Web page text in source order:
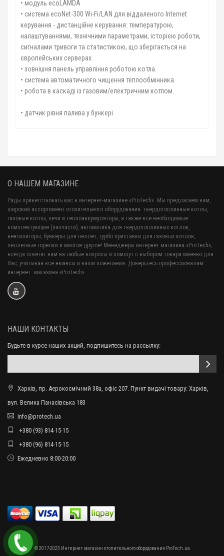
• модуль ecoLAMDA
• система ecoNet-300 Wi-Fi/LAN для віддаленого Internet
керування - дистанційне керування: температурою,
налаштуваннями, технічними параметрами, історією роботи,
сигналами тривоги та статистикою, що зберігається на
європейських серверах.
• зовнішня панель управління роботою котла.
• система автоматичного чищення теплообмінника.
• робота в каскаді із газовим/електричним котлом.
• датчик рівня палива у бункері
О НАШЕМ МАГАЗИНЕ
Рады приветствовать вас в интернет-магазине «ProTech». Мы предлагаем вам,
широкий ассортимент отопительного оборудования: твердотопливные котлы,
газовые котлы, печи и теплоаккумуляторы, а также все необходимые
комплектующие (запчасти), автоматика для твердотопливных котлов,
вентиляторы, бункеры для пеллет, турбо приставки для газовых котлов,
пеллетные горелки и многое другое! Менеджеры интернет магазина «ProTech»,
всегда ответят вам на любые вопросы и помогут с выбором товара именно для
Вас, учитывая все нюансы и ваши пожелания. Доверьтесь профессионалам
интернет–магазина «ProTech»
НАШИ КОНТАКТЫ
Будьте в курсе наших акций, подпишитесь на рассылку:
Харків, пр. Аерокосмічний 38а, офіс 207. Пункт видачі товару: Харків,
вул. Велика Панасівська 183
info@protech.ua
+380 (93) 814-15-15
+380 (96) 814-15-15
Ежедневно 8:00-20:00
© 2017-2023 Интернет магазин отопительного оборудования ProTech.ua